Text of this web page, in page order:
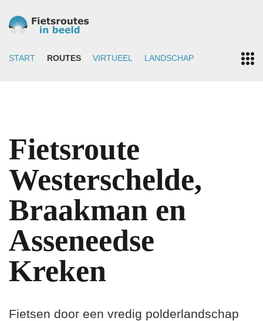
START ROUTES VIRTUEEL LANDSCHAP
Fietsroute
Westerschelde,
Braakman en
Asseneedse
Kreken
Fietsen door een vredig polderlandschap